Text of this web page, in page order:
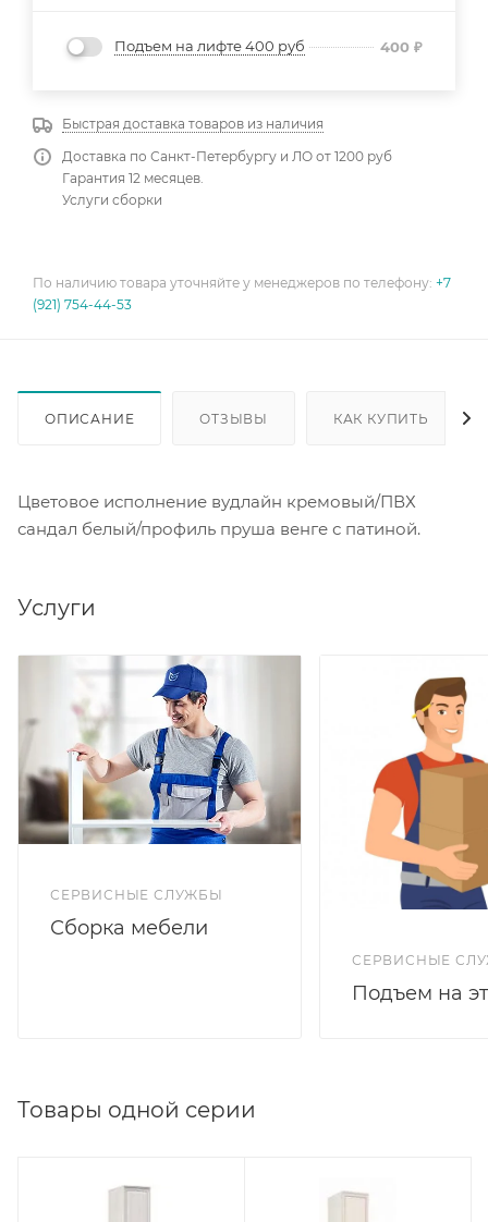
Подъем на лифте 400 руб 400 ₽
Быстрая доставка товаров из наличия
Доставка по Санкт-Петербургу и ЛО от 1200 руб
Гарантия 12 месяцев.
Услуги сборки
По наличию товара уточняйте у менеджеров по телефону: +7
(921) 754-44-53
ОПИСАНИЕ ОТЗЫВЫ КАК КУПИТЬ
Цветовое исполнение вудлайн кремовый/ПВХ
сандал белый/профиль пруша венге с патиной.
Услуги
СЕРВИСНЫЕ СЛУЖБЫ
Сборка мебели
СЕРВИСНЫЕ
Подъем на
Товары одной серии